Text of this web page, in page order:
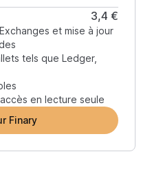
3,4 €
et mise à jour
tels que Ledger,
en lecture seule
Finary